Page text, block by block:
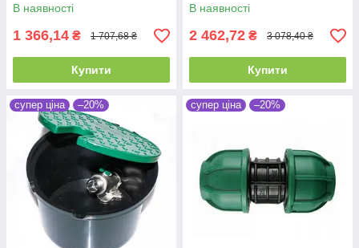
В наявності
1 366,14 ₴ 1 707,68 ₴
Купити
В наявності
2 462,72 ₴ 3 078,40 ₴
Купити
супер ціна –20% супер ціна –20%